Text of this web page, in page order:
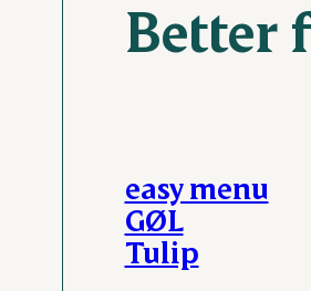
Better
easy menu
GØL
Tulip